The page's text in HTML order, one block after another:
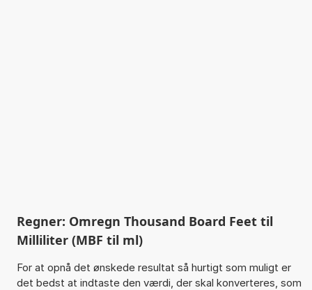
Regner: Omregn Thousand Board Feet til
Milliliter (MBF til ml)
For at opnå det ønskede resultat så hurtigt som muligt er
det bedst at indtaste den værdi, der skal konverteres, som